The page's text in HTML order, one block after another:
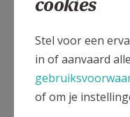
Stel voor een
in of aanvaard
of om je